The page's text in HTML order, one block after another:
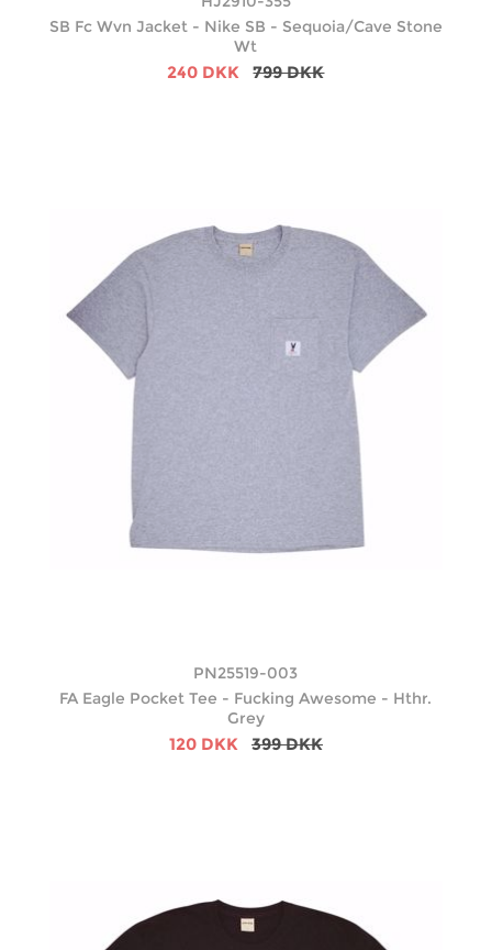
SB Fc Wvn Jacket - Nike SB - Sequoia/Cave Stone
Wt
240 DKK 799 DKK
PN25519-003
FA Eagle Pocket Tee - Fucking Awesome - Hthr.
Grey
120 DKK 399 DKK